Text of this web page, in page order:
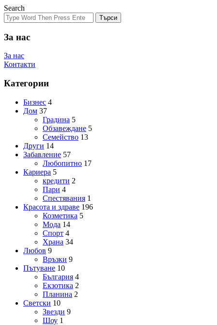
Search
Търси
За нас
За нас
Контакти
Категории
Бизнес 4
Дом 37
Градина 5
Обзавеждане 5
Семейство 13
Други 14
Забавление 57
Любопитно 17
Кариера 5
кредити 2
Пари 4
Спестявания 1
Красота и здраве 196
Козметика 5
Мода 14
Спорт 4
Храна 34
Любов 9
Връзки 9
Пътуване 10
България 4
Екзотика 2
Планина 2
Светски 10
Звезди 9
Шоу 1